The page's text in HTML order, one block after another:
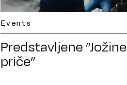
Events
Predstavljene
priče”